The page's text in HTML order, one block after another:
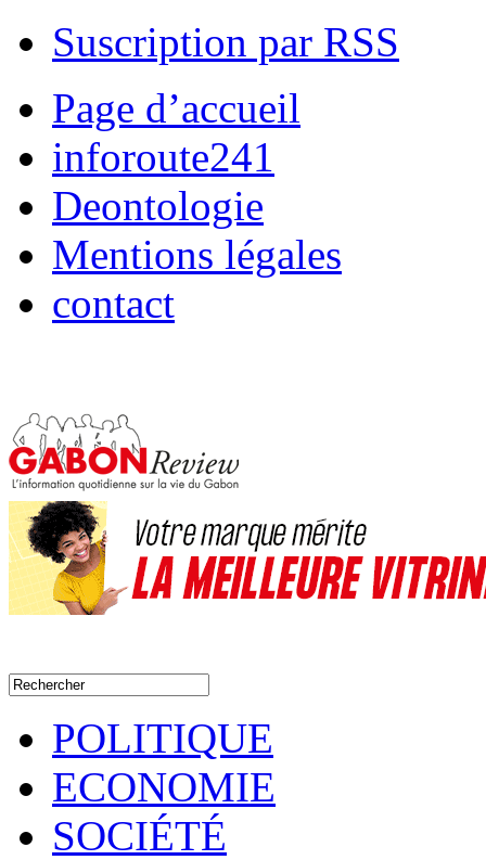
Suscription par RSS
Page d’accueil
inforoute241
Deontologie
Mentions légales
contact
POLITIQUE
ECONOMIE
SOCIÉTÉ